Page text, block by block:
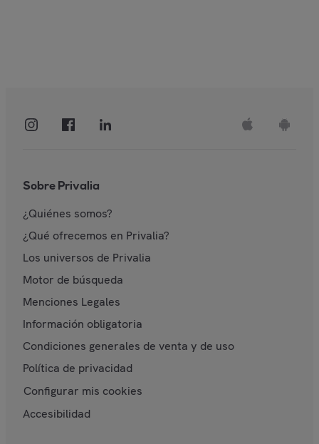
Sobre Privalia
¿Quiénes somos?
¿Qué ofrecemos en Privalia?
Los universos de Privalia
Motor de búsqueda
Menciones Legales
Información obligatoria
Condiciones generales de venta y de uso
Política de privacidad
Configurar mis cookies
Accesibilidad